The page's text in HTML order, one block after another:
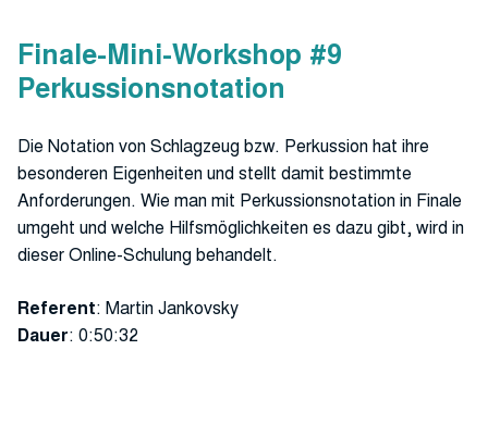
Finale-Mini-Workshop #9
Perkussionsnotation
Die Notation von Schlagzeug bzw. Perkussion hat ihre
besonderen Eigenheiten und stellt damit bestimmte
Anforderungen. Wie man mit Perkussionsnotation in Finale
umgeht und welche Hilfsmöglichkeiten es dazu gibt, wird in
dieser Online-Schulung behandelt.
Referent: Martin Jankovsky
Dauer: 0:50:32